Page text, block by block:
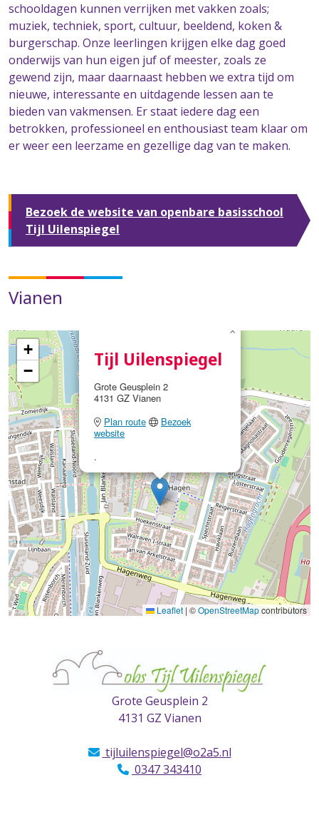
schooldagen kunnen verrijken met vakken zoals;
muziek, techniek, sport, cultuur, beeldend, koken &
burgerschap. Onze leerlingen krijgen elke dag goed
onderwijs van hun eigen juf of meester, zoals ze
gewend zijn, maar daarnaast hebben we extra tijd om
nieuwe, interessante en uitdagende lessen aan te
bieden van vakmensen. Er staat iedere dag een
betrokken, professioneel en enthousiast team klaar om
er weer een leerzame en gezellige dag van te maken.
Bezoek de website van openbare basisschool
Tijl Uilenspiegel
Vianen
Tijl Uilenspiegel
Grote Geusplein 2
4131 GZ Vianen
Plan route
Bezoek
website
.
×
+
−
Leaflet | ©OpenStreetMapcontributors
Grote Geusplein 2
4131 GZ Vianen
tijluilenspiegel@o2a5.nl
0347 343410